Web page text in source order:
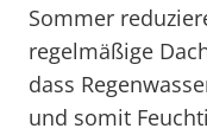
Sommer
regelmäßige
dass
und somit